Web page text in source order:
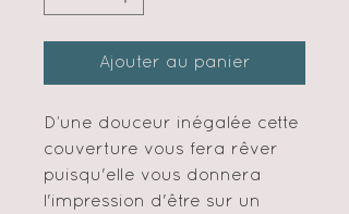
Ajouter au panier
D’une douceur inégalée cette
couverture vous fera rêver
puisqu'elle vous donnera
l'impression d'être sur un